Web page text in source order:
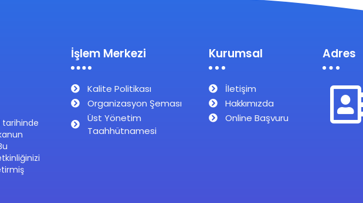
tarihinde
İşlem Merkezi
Kalite Politikası
Organizasyon Şeması
Üst Yönetim
Taahhütnamesi
Kurumsal
İletişim
Hakkımızda
Online Başvuru
Adres